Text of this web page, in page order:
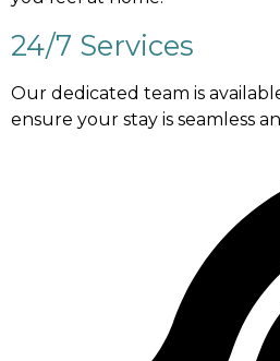
24/7 Services
Our dedicated team is
ensure your stay is seamless